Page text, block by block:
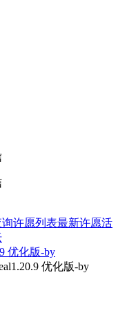
许愿列表最新许愿活
优化版-by
优化版-by